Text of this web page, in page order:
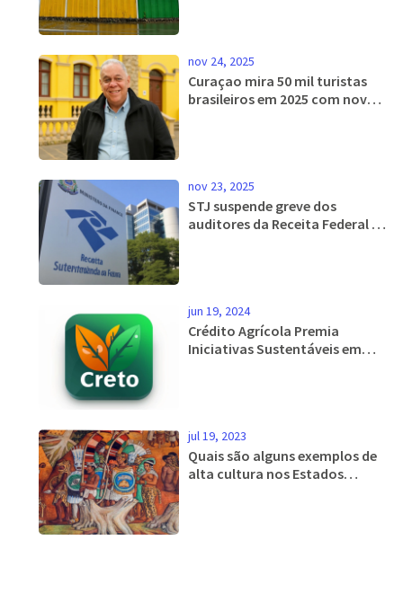
nov 24, 2025
Curaçao mira 50 mil turistas
brasileiros em 2025 com novos
nov 23, 2025
STJ suspende greve dos
auditores da Receita Federal e
jun 19, 2024
Crédito Agrícola Premia
Iniciativas Sustentáveis em
jul 19, 2023
Quais são alguns exemplos de
alta cultura nos Estados